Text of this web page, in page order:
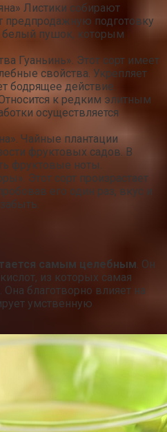
Листики собирают
предпродажную подготовку
белый пушок, которым
Гуаньинь». Этот сорт имеет
свойства. Укрепляет
бодрящее действие.
к редким элитным
осуществляется
Чайные плантации
фруктовых садов. В
фруктовые ноты.
Этот сорт произрастает
его один раз, вкус и
самым целебным . Он
из которых самая
Она благотворно влияет на
умственную